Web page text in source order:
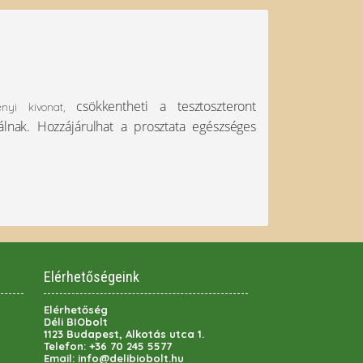
kivonat,csökkentheti a tesztoszteront
Hozzájárulhat a prosztata egészséges
Elérhetőségeink
Elérhetőség
Déli BIObolt
1123 Budapest, Alkotás utca 1.
Telefon: +36 70 245 5577
Email: info@delibiobolt.hu